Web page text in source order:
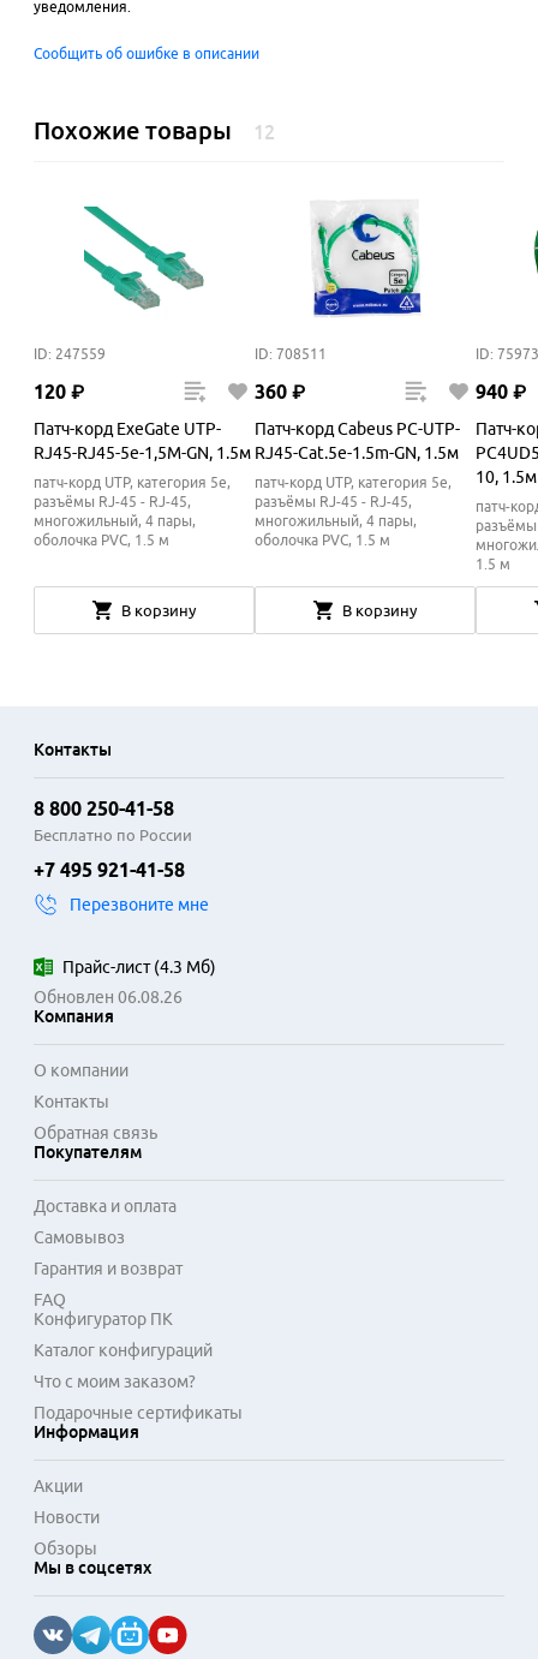
уведомления.
Сообщить об ошибке в описании
Похожие товары 12
ID: 247559
120 ₽
Патч-корд ExeGate UTP-
RJ45-RJ45-5e-1,5M-GN, 1.5м
патч-корд UTP, категория 5e,
разъёмы RJ-45 - RJ-45,
многожильный, 4 пары,
оболочка PVC, 1.5 м
В корзину
ID: 708511
360 ₽
Патч-корд Cabeus PC-UTP-
RJ45-Cat.5e-1.5m-GN, 1.5м
патч-корд UTP, категория 5e,
разъёмы RJ-45 - RJ-45,
многожильный, 4 пары,
оболочка PVC, 1.5 м
В корзину
ID:
940 ₽
Патч-
10,
патч-
разъёмы
1.5 м
Контакты
8 800 250-41-58
Бесплатно по России
+7 495 921-41-58
Перезвоните мне
Прайс-лист(4.3 Мб)
Обновлен 06.08.26
Компания
О компании
Контакты
Обратная связь
Покупателям
Доставка и оплата
Самовывоз
Гарантия и возврат
FAQ
Конфигуратор ПК
Каталог конфигураций
Что с моим заказом?
Подарочные сертификаты
Информация
Акции
Новости
Обзоры
Мы в соцсетях